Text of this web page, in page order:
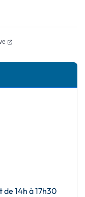
(ouverture dans un
un nouvel onglet)
un nouvel onglet)
de 14h à 17h30